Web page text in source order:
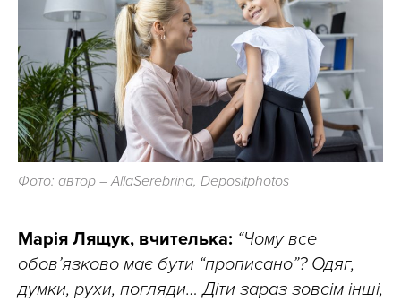
Фото: автор – AllaSerebrina, Depositphotos
Марія Лящук, вчителька: “Чому все
обов’язково має бути “прописано”? Одяг,
думки, рухи, погляди… Діти зараз зовсім інші,